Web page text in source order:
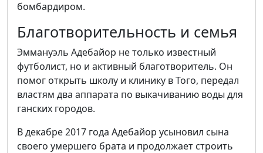
бомбардиром.
Благотворительность и семья
Эммануэль Адебайор не только известный
футболист, но и активный благотворитель. Он
помог открыть школу и клинику в Того, передал
властям два аппарата по выкачиванию воды для
ганских городов.
В декабре 2017 года Адебайор усыновил сына
своего умершего брата и продолжает строить